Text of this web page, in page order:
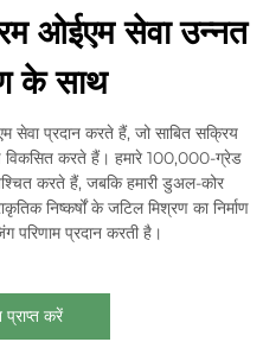
ओईएम सेवा उन्नत
के साथ
सेवा प्रदान करते हैं, जो साबित सक्रिय
विकसित करते हैं। हमारे 100,000-ग्रेड
करते हैं, जबकि हमारी डुअल-कोर
निष्कर्षों के जटिल मिश्रण का निर्माण
परिणाम प्रदान करती है।
करें